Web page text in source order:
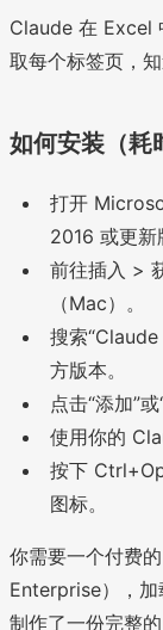
Claude 在 Excel
取每个标签页，
如何安装（耗
打开
2016 或更新
前往插入 >
（Mac）。
搜索
方版本。
点击“添加”或
使用你的
按下
图标。
你需要一个付费
Enterprise），加
制作了一份完整的